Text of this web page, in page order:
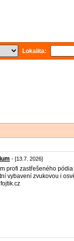
Lokalita:
- [13.7. 2026]
profi zastřešeného
vybavení zvukovou i